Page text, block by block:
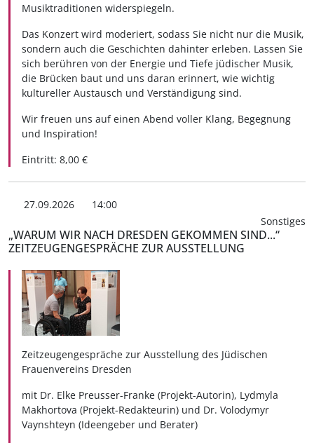
Musiktraditionen widerspiegeln.
Das Konzert wird moderiert, sodass Sie nicht nur die Musik,
sondern auch die Geschichten dahinter erleben. Lassen Sie
sich berühren von der Energie und Tiefe jüdischer Musik,
die Brücken baut und uns daran erinnert, wie wichtig
kultureller Austausch und Verständigung sind.
Wir freuen uns auf einen Abend voller Klang, Begegnung
und Inspiration!
Eintritt: 8,00 €
27.09.2026
14:00
Sonstiges
„WARUM WIR NACH DRESDEN GEKOMMEN SIND...“
ZEITZEUGENGESPRÄCHE ZUR AUSSTELLUNG
Zeitzeugengespräche zur Ausstellung des Jüdischen
Frauenvereins Dresden
mit Dr. Elke Preusser-Franke (Projekt-Autorin), Lydmyla
Makhortova (Projekt-Redakteurin) und Dr. Volodymyr
Vaynshteyn (Ideengeber und Berater)